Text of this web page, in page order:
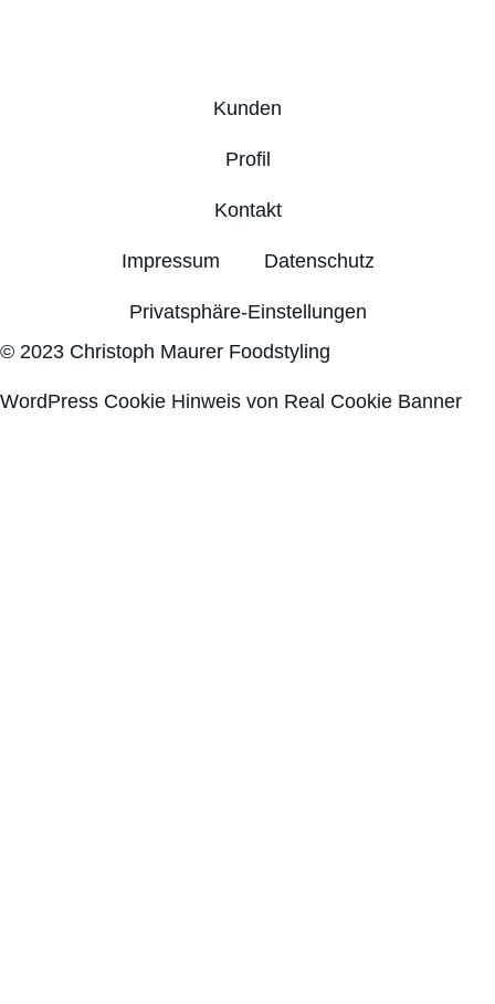
Kunden
Profil
Kontakt
Impressum Datenschutz
Privatsphäre-Einstellungen
© 2023 Christoph Maurer Foodstyling
WordPress Cookie Hinweis von Real Cookie Banner